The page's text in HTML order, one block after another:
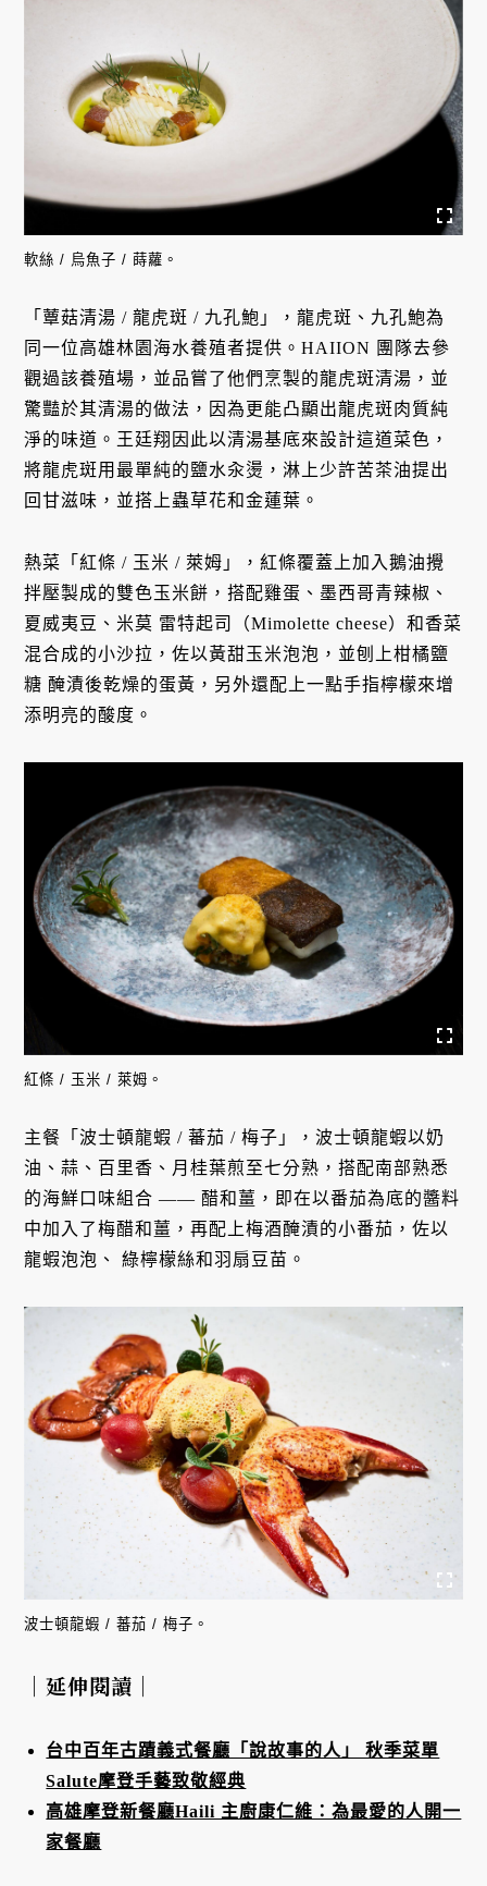
軟絲 / 烏魚子 / 蒔蘿。
「蕈菇清湯 / 龍虎斑 / 九孔鮑」，龍虎斑、九孔鮑為
同一位高雄林園海水養殖者提供。HAIION 團隊去參
觀過該養殖場，並品嘗了他們烹製的龍虎斑清湯，並
驚豔於其清湯的做法，因為更能凸顯出龍虎斑肉質純
淨的味道。王廷翔因此以清湯基底來設計這道菜色，
將龍虎斑用最單純的鹽水汆燙，淋上少許苦茶油提出
回甘滋味，並搭上蟲草花和金蓮葉。
熱菜「紅條 / 玉米 / 萊姆」，紅條覆蓋上加入鵝油攪
拌壓製成的雙色玉米餅，搭配雞蛋、墨西哥青辣椒、
夏威夷豆、米莫 雷特起司（Mimolette cheese）和香菜
混合成的小沙拉，佐以黃甜玉米泡泡，並刨上柑橘鹽
糖 醃漬後乾燥的蛋黃，另外還配上一點手指檸檬來增
添明亮的酸度。
紅條 / 玉米 / 萊姆。
主餐「波士頓龍蝦 / 蕃茄 / 梅子」，波士頓龍蝦以奶
油、蒜、百里香、月桂葉煎至七分熟，搭配南部熟悉
的海鮮口味組合 —— 醋和薑，即在以番茄為底的醬料
中加入了梅醋和薑，再配上梅酒醃漬的小番茄，佐以
龍蝦泡泡、 綠檸檬絲和羽扇豆苗。
波士頓龍蝦 / 蕃茄 / 梅子。
｜延伸閱讀｜
台中百年古蹟義式餐廳「說故事的人」 秋季菜單
Salute摩登手藝致敬經典
高雄摩登新餐廳Haili 主廚康仁維：為最愛的人開一
家餐廳